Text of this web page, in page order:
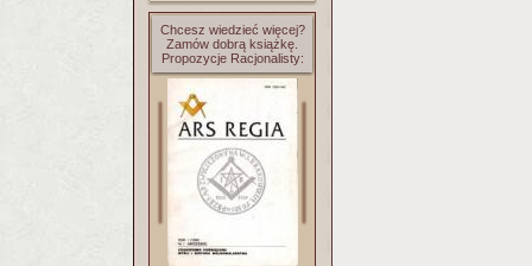
Chcesz wiedzieć więcej?
Zamów dobrą książkę.
Propozycje Racjonalisty: